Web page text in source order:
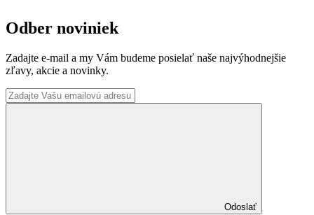
Odber noviniek
Zadajte e-mail a my Vám budeme posielať naše najvýhodnejšie
zľavy, akcie a novinky.
Odoslať